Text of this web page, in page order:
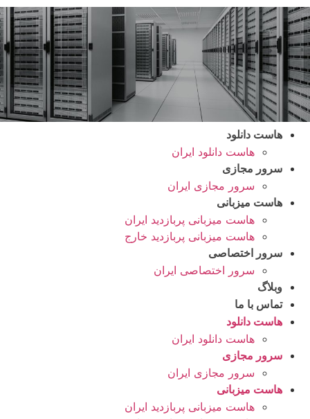
هاست دانلود
هاست دانلود ایران
سرور مجازی
سرور مجازی ایران
هاست میزبانی
هاست میزبانی پربازدید ایران
هاست میزبانی پربازدید خارج
سرور اختصاصی
سرور اختصاصی ایران
وبلاگ
تماس با ما
هاست دانلود
هاست دانلود ایران
سرور مجازی
سرور مجازی ایران
هاست میزبانی
هاست میزبانی پربازدید ایران